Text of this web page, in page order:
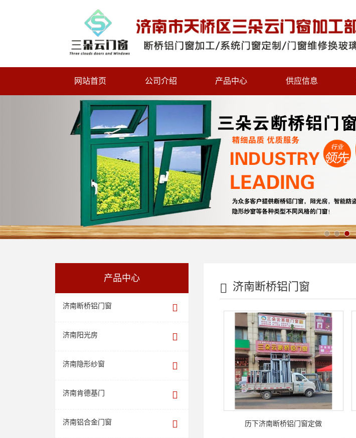
网站首页 公司介绍 产品中心 供应信息
产品中心
济南断桥铝门窗
济南阳光房
济南隐形纱窗
济南肯德基门
济南铝合金门窗
济南断桥铝门窗
历下济南断桥铝门窗定做